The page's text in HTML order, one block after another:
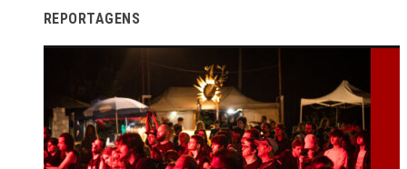
REPORTAGENS